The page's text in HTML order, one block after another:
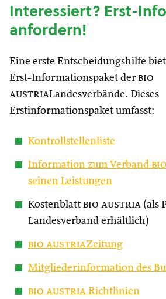
Interessiert? Erst-
anfordern!
Eine erste Entscheidungshilfe
Erst-Informationspaket der bio
austriaLandesverbände. Dieses
Erstinformationspaket umfasst:
Kontrollstellenliste
Information zum Verband
seinen Leistungen
Kostenblatt bio austria (als
Landesverband erhältlich)
bio austriaZeitung
Mitgliederinformation des
bio austria Richtlinien